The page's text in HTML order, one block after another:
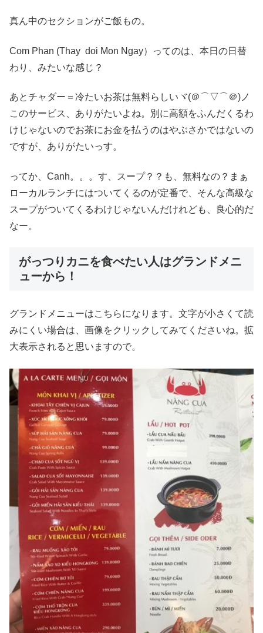
真ん中のセクションがご飯もの。
Com Phan (Thay doi Mon Ngay）ってのは、本日の日替
わり、みたいな感じ？
あとチャダー＝冷たいお茶は無料らしいヾ(＠⌒▽⌒＠)ノ
このサービス、ありがたいよね。別に高額をふんだくるわ
けじゃないのでお茶にお金を払うのはやぶさかではないの
ですが、ありがたいっす。
ってか、Canh。。。す、スープ？？も、無料なの？まぁ
ローカルランチにはついてくるのが定番で、そんな高級な
スープがついてくるわけじゃないんだけれども、良心的だ
なー。
がっつりカニを食べたい人はグランドメニ
ューから！
グランドメニューはこちらになります。文字が小さくて読
みにくい場合は、画像をクリックしてみてくださいね。拡
大表示されると思いますので。